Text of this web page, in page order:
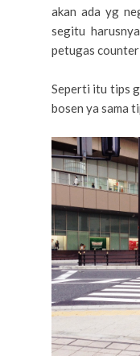
akan ada yg
segitu
petugas counter
Seperti itu tips
bosen ya sama